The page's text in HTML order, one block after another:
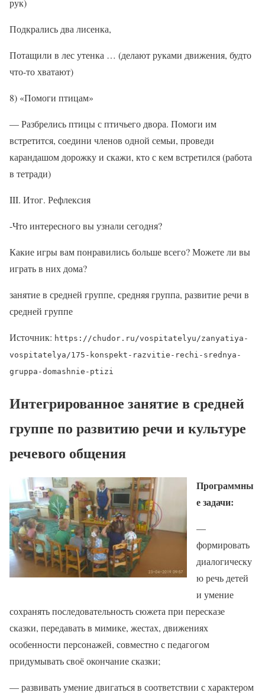
рук)
Подкрались два лисенка,
Потащили в лес утенка … (делают руками движения, будто
что-то хватают)
8) «Помоги птицам»
— Разбрелись птицы с птичьего двора. Помоги им
встретится, соедини членов одной семьи, проведи
карандашом дорожку и скажи, кто с кем встретился (работа
в тетради)
III. Итог. Рефлексия
-Что интересного вы узнали сегодня?
Какие игры вам понравились больше всего? Можете ли вы
играть в них дома?
занятие в средней группе, средняя группа, развитие речи в
средней группе
Источник: https://chudor.ru/vospitatelyu/zanyatiya-
vospitatelya/175-konspekt-razvitie-rechi-srednya-
gruppa-domashnie-ptizi
Интегрированное занятие в средней
группе по развитию речи и культуре
речевого общения
Программны
е задачи:
—
формировать
диалогическу
ю речь детей
и умение
сохранять последовательность сюжета при пересказе
сказки, передавать в мимике, жестах, движениях
особенности персонажей, совместно с педагогом
придумывать своё окончание сказки;
— развивать умение двигаться в соответствии с характером